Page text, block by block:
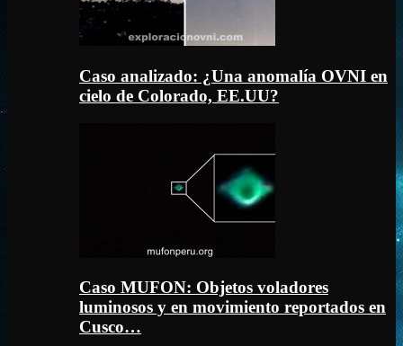
Caso analizado: ¿Una anomalía OVNI en
cielo de Colorado, EE.UU?
Caso MUFON: Objetos voladores
luminosos y en movimiento reportados en
Cusco…